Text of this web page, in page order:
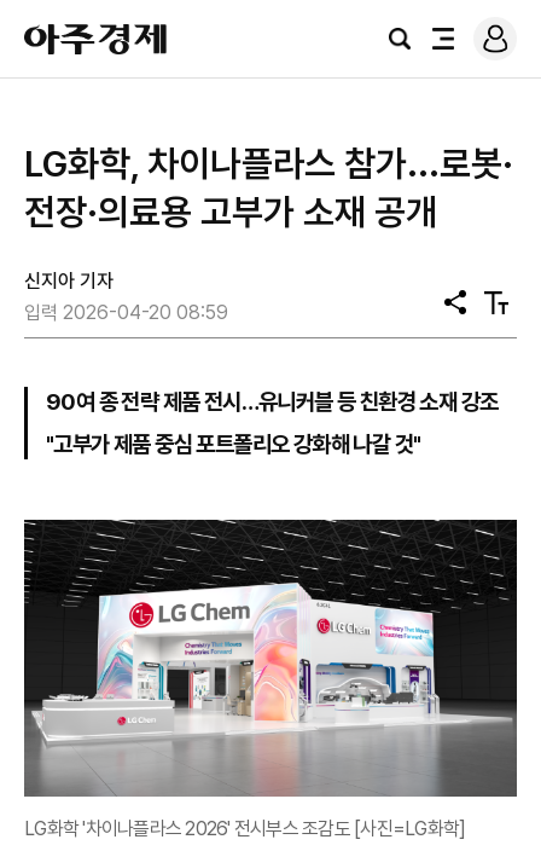
아
주
경
검
전
로
그
LG화학, 차이나플라스 참가...로봇·
전장·의료용 고부가 소재 공개
신지아 기자
입력 2026-04-20 08:59
공
유
텍
스
기
90여 종 전략 제품 전시…유니커블 등 친환경 소재 강조
"고부가 제품 중심 포트폴리오 강화해 나갈 것"
LG화학 '차이나플라스 2026' 전시부스 조감도 [사진=LG화학]